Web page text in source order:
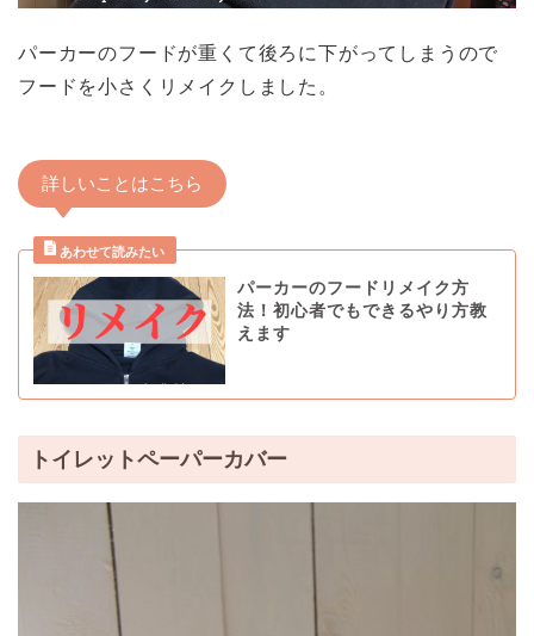
パーカーのフードが重くて後ろに下がってしまうので
フードを小さくリメイクしました。
詳しいことはこちら
パーカーのフードリメイク方
法！初心者でもできるやり方教
えます
トイレットペーパーカバー